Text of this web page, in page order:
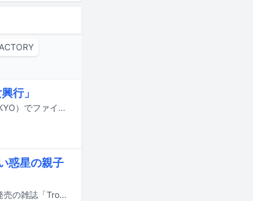
行」
阿部真央のライブハウスツアー「年女興行」が7月19日に東京・Zepp DiverCity（TOKYO）でファイナルを迎えた。
惑星の親子
ACIDMANの大木伸夫（Vo, G）による初の小説「フリースター」の連載が、8月24日発売の雑誌「Tropic」第2号にてスタートする。